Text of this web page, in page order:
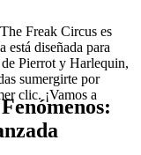
Freak Circus es
está diseñada para
Pierrot y Harlequin,
sumergirte por
clic. ¡Vamos a